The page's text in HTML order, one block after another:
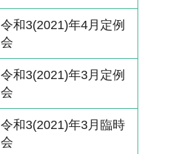
令和3(2021)年4月定例
会
令和3(2021)年3月定例
会
令和3(2021)年3月臨時
会